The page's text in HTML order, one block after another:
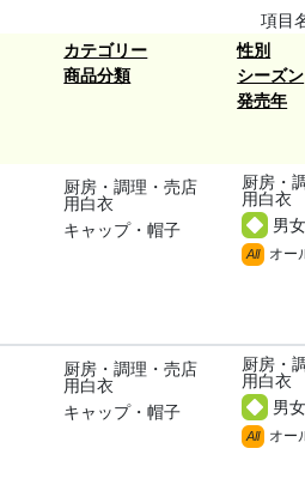
項目
カテゴリー
商品分類
性別
シーズン
発売年
厨房・調理・売店
用白衣
キャップ・帽子
厨房・
用白衣
男
All オー
厨房・調理・売店
用白衣
キャップ・帽子
厨房・
用白衣
男
All オー